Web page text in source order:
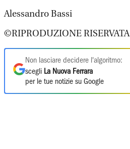
Alessandro Bassi
©RIPRODUZIONE RISERVATA
Non lasciare decidere l'algoritmo:
scegli La Nuova Ferrara
per le tue notizie su Google